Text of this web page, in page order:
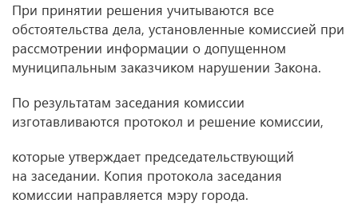
При принятии решения учитываются все
обстоятельства дела, установленные комиссией при
рассмотрении информации о допущенном
муниципальным заказчиком нарушении Закона.
По результатам заседания комиссии
изготавливаются протокол и решение комиссии,
которые утверждает председательствующий
на заседании. Копия протокола заседания
комиссии направляется мэру города.